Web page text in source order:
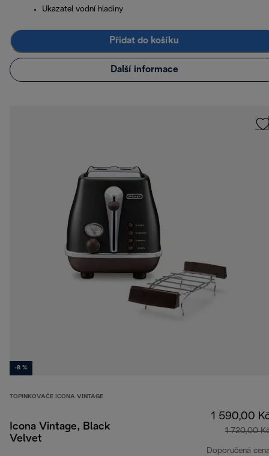
Ukazatel vodní hladiny
Přidat do košíku
Další informace
-8 %
TOPINKOVAČE ICONA VINTAGE
Icona Vintage, Black
Velvet
1 590,00
1 720,00
Doporučená